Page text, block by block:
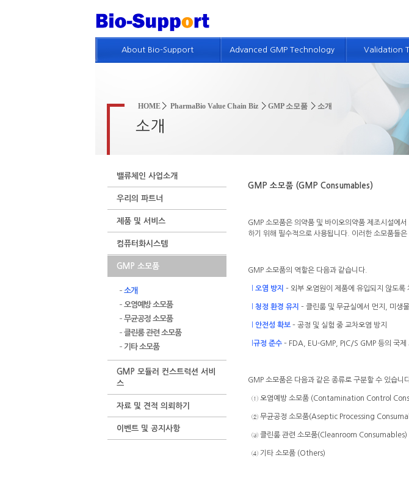
HOME PharmaBio Value Chain Biz GMP 소모품 소개
소개
밸류체인 사업소개
우리의 파트너
제품 및 서비스
컴퓨터화시스템
GMP 소모품
소개
오염예방 소모품
무균공정 소모품
클린룸 관련 소모품
기타 소모품
GMP 모듈러 컨스트럭션 서비
스
자료 및 견적 의뢰하기
이벤트 및 공지사항
About Bio-Support
특허현황
회사위치
인재채용정보
Advanced GMP Technology Validation
밸리데이션
개념설계 기술
적격성평가
컴퓨터시스
측정장비 보
GMP 소모품 (GMP Consumables)
GMP 소모품은 의약품 및 바이오의약품 제조시설
하기 위해 필수적으로 사용됩니다. 이러한 소모품들
GMP 소모품의 역할은 다음과 같습니다.
오염 방지 – 외부 오염원이 제품에 유입되지 않도록
청정 환경 유지 – 클린룸 및 무균실에서 먼지, 미생
안전성 확보 – 공정 및 실험 중 교차오염 방지
규정 준수 – FDA, EU-GMP, PIC/S GMP 등의 국제
GMP 소모품은 다음과 같은 종류로 구분할 수 있습니
① 오염예방 소모품 (Contamination Control
② 무균공정 소모품(Aseptic Processing
③ 클린룸 관련 소모품(Cleanroom Consumables)
④ 기타 소모품 (Others)